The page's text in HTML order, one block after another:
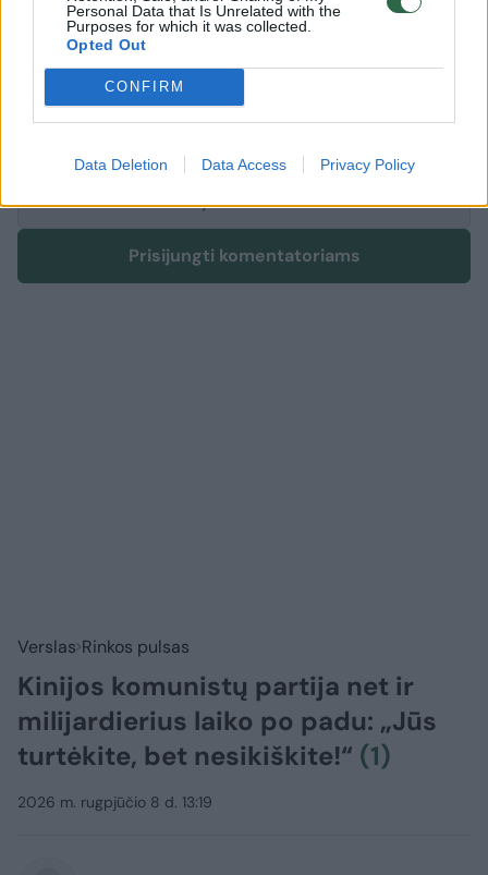
Personal Data that Is Unrelated with the
Purposes for which it was collected.
Opted Out
CONFIRM
Data Deletion Data Access Privacy Policy
Komentuoti po šiuo straipsniu
Komentuoti gali tik Lrytas registruoti vartotojai.
Prisijunkite prie registruotų vartotojų
bendruomenės ir bendraukite komentaruose!
Rodyti komentarus
Prisijungti komentatoriams
Verslas Rinkos pulsas
Kinijos komunistų partija net ir
milijardierius laiko po padu: „Jūs
turtėkite, bet nesikiškite!“ (1)
2026 m. rugpjūčio 8 d. 13:19